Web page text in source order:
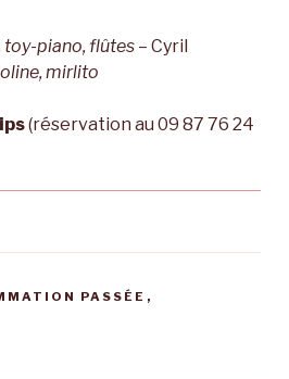
toy-piano, flûtes – Cyril
mirlito
(réservation au 09 87 76 24
PASSÉE ,